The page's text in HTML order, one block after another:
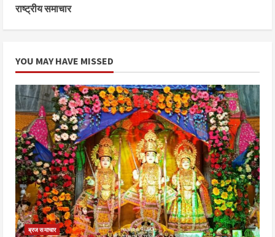
राष्ट्रीय समाचार
YOU MAY HAVE MISSED
ब्रज समाचार